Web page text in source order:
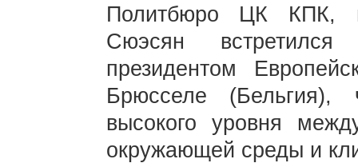
Политбюро ЦК КПК,
Сюэсян
президентом
Брюсселе (Бельгия),
высокого уровня
окружающей среды и